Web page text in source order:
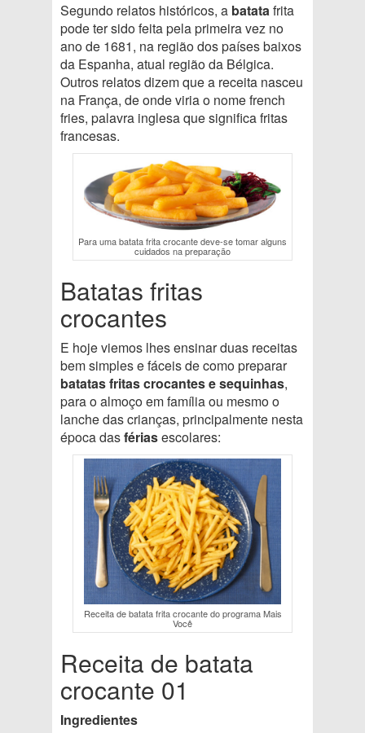
Segundo relatos históricos, a batatafrita
pode ter sido feita pela primeira vez no
ano de 1681, na região dos países baixos
da Espanha, atual região da Bélgica.
Outros relatos dizem que a receita nasceu
na França, de onde viria o nome french
fries, palavra inglesa que significa fritas
francesas.
Para uma batata frita crocante deve-se tomar alguns
cuidados na preparação
Batatas fritas
crocantes
E hoje viemos lhes ensinar duas receitas
bem simples e fáceis de como preparar
batatas fritas crocantes e sequinhas,
para o almoço em família ou mesmo o
lanche das crianças, principalmente nesta
época dasfériasescolares:
Receita de batata frita crocante do programa Mais
Você
Receita de batata
crocante 01
Ingredientes